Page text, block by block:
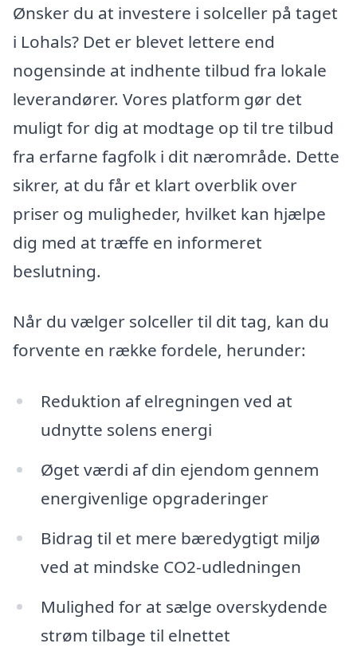
Ønsker du at investere i solceller på taget
i Lohals? Det er blevet lettere end
nogensinde at indhente tilbud fra lokale
leverandører. Vores platform gør det
muligt for dig at modtage op til tre tilbud
fra erfarne fagfolk i dit nærområde. Dette
sikrer, at du får et klart overblik over
priser og muligheder, hvilket kan hjælpe
dig med at træffe en informeret
beslutning.
Når du vælger solceller til dit tag, kan du
forvente en række fordele, herunder:
Reduktion af elregningen ved at
udnytte solens energi
Øget værdi af din ejendom gennem
energivenlige opgraderinger
Bidrag til et mere bæredygtigt miljø
ved at mindske CO2-udledningen
Mulighed for at sælge overskydende
strøm tilbage til elnettet